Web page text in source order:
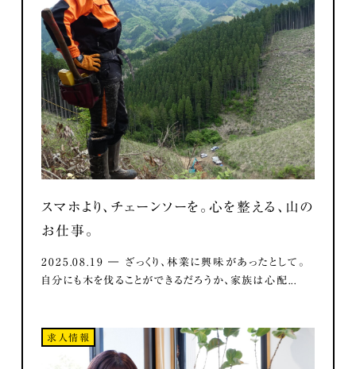
スマホより、チェーンソーを。心を整える、山の
お仕事。
2025.08.19 ― ざっくり、林業に興味があったとして。
自分にも木を伐ることができるだろうか、家族は心配...
求人情報